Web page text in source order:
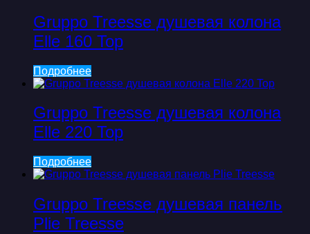
Gruppo Treesse душевая колона
Elle 160 Top
Подробнее
Gruppo Treesse душевая колона
Elle 220 Top
Подробнее
Gruppo Treesse душевая панель
Plie Treesse